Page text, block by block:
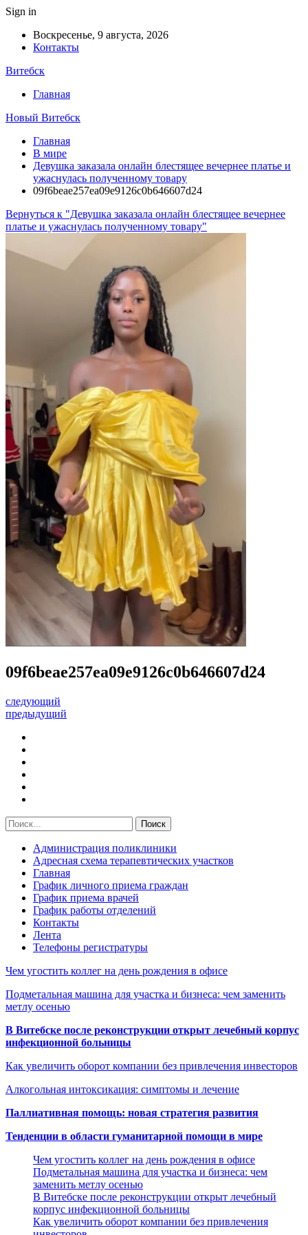
Sign in
Воскресенье, 9 августа, 2026
Контакты
Витебск
Главная
Новый Витебск
Главная
В мире
Девушка заказала онлайн блестящее вечернее платье и
ужаснулась полученному товару
09f6beae257ea09e9126c0b646607d24
Вернуться к "Девушка заказала онлайн блестящее вечернее
платье и ужаснулась полученному товару"
09f6beae257ea09e9126c0b646607d24
следующий
предыдущий
Администрация поликлиники
Адресная схема терапевтических участков
Главная
График личного приема граждан
График приема врачей
График работы отделений
Контакты
Лента
Телефоны регистратуры
Чем угостить коллег на день рождения в офисе
Подметальная машина для участка и бизнеса: чем заменить
метлу осенью
В Витебске после реконструкции открыт лечебный корпус
инфекционной больницы
Как увеличить оборот компании без привлечения инвесторов
Алкогольная интоксикация: симптомы и лечение
Паллиативная помощь: новая стратегия развития
Тенденции в области гуманитарной помощи в мире
Чем угостить коллег на день рождения в офисе
Подметальная машина для участка и бизнеса: чем
заменить метлу осенью
В Витебске после реконструкции открыт лечебный
корпус инфекционной больницы
Как увеличить оборот компании без привлечения